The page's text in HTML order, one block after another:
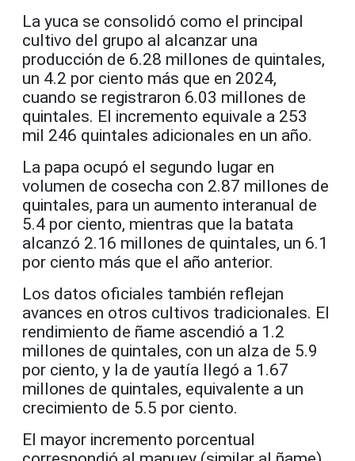
La yuca se consolidó como el principal
cultivo del grupo al alcanzar una
producción de 6.28 millones de quintales,
un 4.2 por ciento más que en 2024,
cuando se registraron 6.03 millones de
quintales. El incremento equivale a 253
mil 246 quintales adicionales en un año.
La papa ocupó el segundo lugar en
volumen de cosecha con 2.87 millones de
quintales, para un aumento interanual de
5.4 por ciento, mientras que la batata
alcanzó 2.16 millones de quintales, un 6.1
por ciento más que el año anterior.
Los datos oficiales también reflejan
avances en otros cultivos tradicionales. El
rendimiento de ñame ascendió a 1.2
millones de quintales, con un alza de 5.9
por ciento, y la de yautía llegó a 1.67
millones de quintales, equivalente a un
crecimiento de 5.5 por ciento.
El mayor incremento porcentual